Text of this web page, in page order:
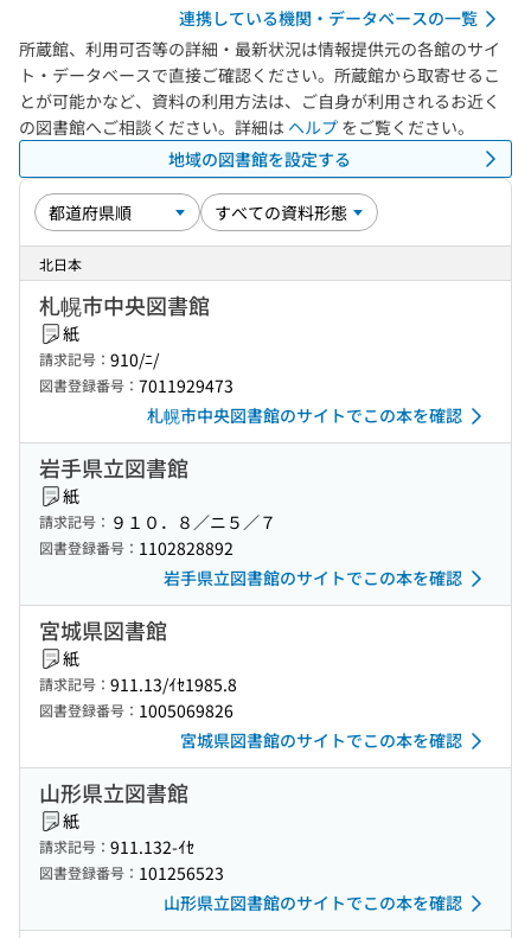
連携している機関・データベースの一覧
所蔵館、利用可否等の詳細・最新状況は情報提供元の各館のサイ
ト・データベースで直接ご確認ください。所蔵館から取寄せるこ
とが可能かなど、資料の利用方法は、ご自身が利用されるお近く
の図書館へご相談ください。詳細は ヘルプ をご覧ください。
地域の図書館を設定する
北日本
札幌市中央図書館
紙
請求記号： 910/ﾆ/
図書登録番号： 7011929473
札幌市中央図書館のサイトでこの本を確認
岩手県立図書館
紙
請求記号： ９１０．８／ニ５／７
図書登録番号： 1102828892
岩手県立図書館のサイトでこの本を確認
宮城県図書館
紙
請求記号： 911.13/ｲｾ1985.8
図書登録番号： 1005069826
宮城県図書館のサイトでこの本を確認
山形県立図書館
紙
請求記号： 911.132-ｲｾ
図書登録番号： 101256523
山形県立図書館のサイトでこの本を確認